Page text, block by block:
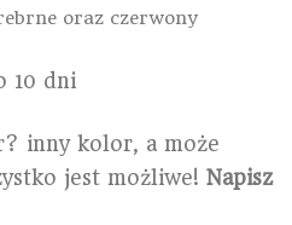
oraz czerwony
10 dni
inny kolor, a może
jest możliwe! Napisz